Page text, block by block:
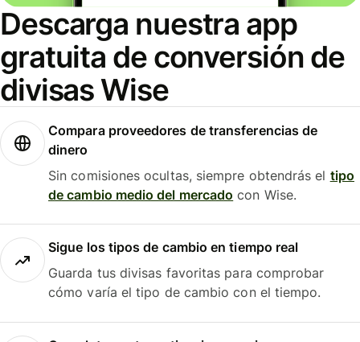
Descarga nuestra app
gratuita de conversión de
divisas Wise
Compara proveedores de transferencias de
dinero
Sin comisiones ocultas, siempre obtendrás el tipo
de cambio medio del mercado con Wise.
Sigue los tipos de cambio en tiempo real
Guarda tus divisas favoritas para comprobar
cómo varía el tipo de cambio con el tiempo.